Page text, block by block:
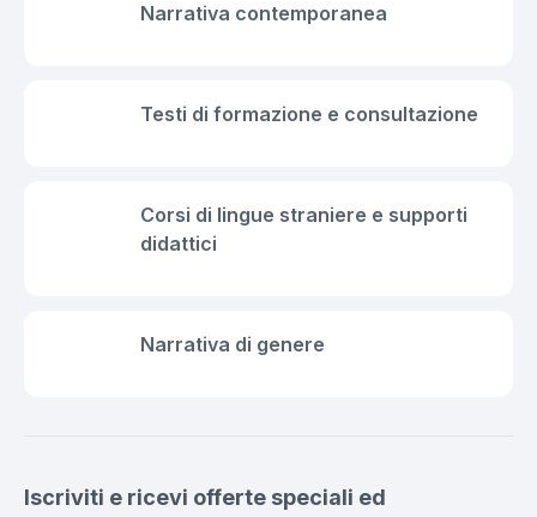
Narrativa contemporanea
Testi di formazione e consultazione
Corsi di lingue straniere e supporti
didattici
Narrativa di genere
Iscriviti e ricevi offerte speciali ed